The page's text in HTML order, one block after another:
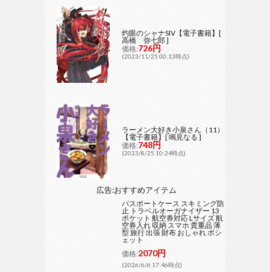
灼眼のシャナSIV【電子書籍】[
高橋 弥七郎 ]
価格:726円
(2023/11/25 00:13時点)
ラーメン大好き小泉さん（11）
【電子書籍】[ 鳴見なる ]
価格:748円
(2023/8/25 10:24時点)
広告:おすすめアイテム
パスポートケース スキミング防
止 トラベルオーガナイザー 13
ポケット 航空券対応 Lサイズ 航
空券入れ 収納 スマホ 貴重品 薄
型 旅行 出張 財布 おしゃれ ポシ
ェット
価格:2070円
(2026/6/6 17:46時点)